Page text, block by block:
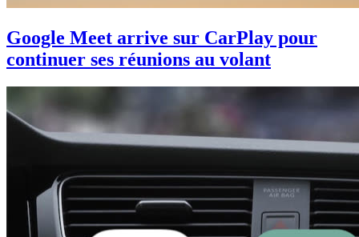
Google Meet arrive sur CarPlay pour
continuer ses réunions au volant